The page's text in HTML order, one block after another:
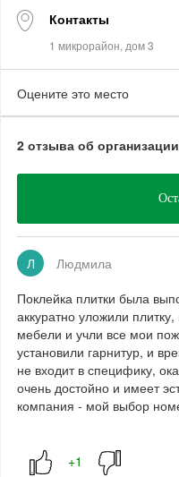
Контакты
Оцените это место
2 отзыва об
Л
Людмила
Поклейка плитки была
аккуратно уложили
мебели и учли все мои
установили гарнитур, и
не входит в специфику,
очень достойно и имеет
компания - мой выбор